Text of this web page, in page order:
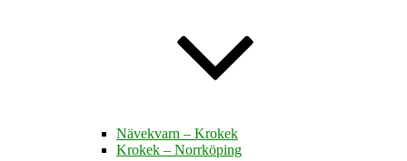
Nävekvarn – Krokek
Krokek – Norrköping